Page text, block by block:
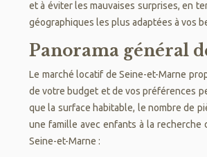
et à éviter les mauvaises surprises, en
géographiques les plus adaptées à vos
Panorama général
Le marché locatif de Seine-et-Marne
de votre budget et de vos préférences
que la surface habitable, le nombre de
une famille avec enfants à la
Seine-et-Marne :